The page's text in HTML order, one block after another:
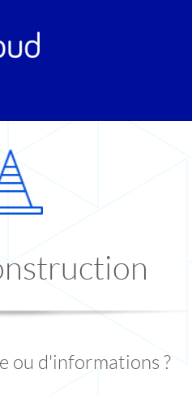
ou d'informations ?